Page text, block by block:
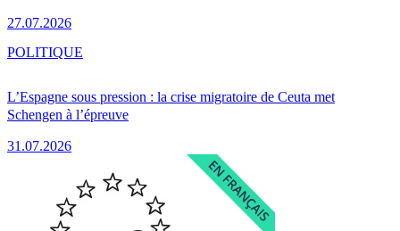
27.07.2026
L’Espagne sous pression : la crise migratoire de Ceuta met
Schengen à l’épreuve
31.07.2026
POLITIQUE